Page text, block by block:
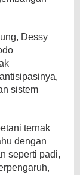
Dessy
sistem
ternak
dengan
seperti padi,